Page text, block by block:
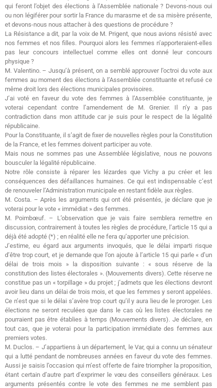
qui feront l’objet des élections à l’Assemblée nationale ? Devons-nous oui
ou non légiférer pour sortir la France du marasme et de sa misère présente,
et devons-nous nous attacher à des questions de procédure ?
La Résistance a dit, par la voix de M. Prigent, que nous avions résisté avec
nos femmes et nos filles. Pourquoi alors les femmes n’apporteraient-elles
pas leur concours intellectuel comme elles ont donné leur concours
physique ?
M. Valentino. – Jusqu’à présent, on a semblé approuver l’octroi du vote aux
femmes au moment des élections à l’Assemblée constituante et refusé ce
même droit lors des élections municipales provisoires.
J’ai voté en faveur du vote des femmes à l’Assemblée constituante, je
voterai cependant contre l’amendement de M. Grenier. Il n’y a pas
contradiction dans mon attitude car je suis pour le respect de la légalité
républicaine.
Pour la Constituante, il s’agit de fixer de nouvelles règles pour la Constitution
de la France, et les femmes doivent participer au vote.
Mais nous ne sommes pas une Assemblée législative, nous ne pouvons
bousculer la légalité républicaine.
Notre rôle consiste à réparer les lézardes que Vichy a pu créer et les
conséquences des défaillances humaines. Ce qui est indispensable c’est
de renouveler l’Administration municipale en restant fidèle aux règles.
M. Costa. – Après les arguments qui ont été présentés, je déclare que je
voterai pour le vote « immédiat » des femmes.
M. Poimbœuf. – L’observation que je vais faire semblera remettre en
discussion, contrairement à toutes les règles de procédure, l’article 15 qui a
déjà été adopté (*) ; en réalité elle ne fera qu’apporter une précision.
J’estime, eu égard aux arguments invoqués, que le délai imparti risque
d’être trop court, et je demande que l’on ajoute à l’article 15 qui parle « d’un
délai de trois mois » la disposition suivante : « sous réserve de la
constitution des listes électorales ». (Mouvements divers). Cette réserve ne
constitue pas un « torpillage » du projet ; j’admets que les élections devront
avoir lieu dans un délai de trois mois, et que les femmes y seront appelées.
Ce n’est que si le délai s’avère trop court qu’il y aura lieu de le proroger. Les
élections ne seront reculées que dans le cas où les listes électorales ne
pourraient pas être établies à temps (Mouvements divers). Je déclare, en
tout cas, que je voterai pour la participation immédiate des femmes aux
premiers votes.
M. Duclos. – J’appartiens à un département, le Var, qui a connu un sénateur
qui a lutté pendant de nombreuses années en faveur du vote des femmes.
Aussi je saisis l’occasion qui m’est offerte de faire triompher la proposition,
étant certain d’autre part d’exprimer le vœu des conseillers généraux. Les
arguments présentés contre le vote des femmes ne me semblent pas